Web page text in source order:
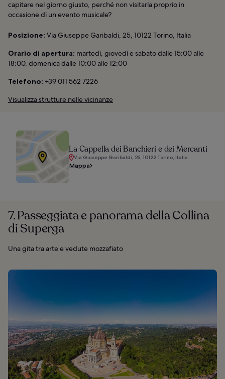
capitare nel giorno giusto, perché non visitarla proprio in
occasione di un evento musicale?
Posizione: Via Giuseppe Garibaldi, 25, 10122 Torino, Italia
Orario di apertura: martedì, giovedì e sabato dalle 15:00 alle
18:00, domenica dalle 10:00 alle 12:00
Telefono: +39 011 562 7226
Visualizza strutture nelle vicinanze
La Cappella dei Banchieri e dei Mercanti
Via Giuseppe Garibaldi, 25, 10122 Torino, Italia
Mappa
7. Passeggiata e panorama della Collina
di Superga
Una gita tra arte e vedute mozzafiato